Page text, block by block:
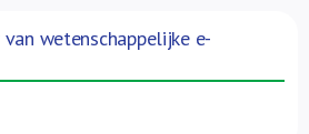
wetenschappelijke e-